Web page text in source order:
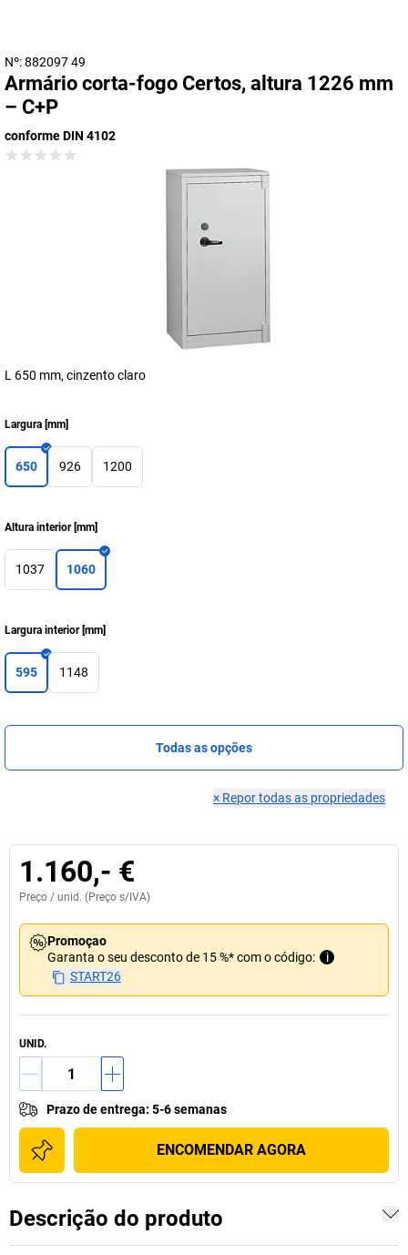
Nº: 882097 49
Armário corta-fogo Certos, altura 1226 mm
– C+P
conforme DIN 4102
L 650 mm, cinzento claro
Largura [mm]
650 926 1200
Altura interior[mm]
1037 1060
Largura interior[mm]
595 1148
Todas as opções
× Repor todas as propriedades
1.160,- €
Preço / unid. (Preço s/IVA)
Promoçao
Garanta o seu desconto de 15 %* com o código:
i
START26
UNID.
Prazo de entrega: 5-6 semanas
ENCOMENDAR AGORA
Descrição do produto